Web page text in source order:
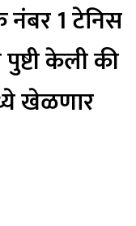
नंबर 1 टेनिस
केली की
खेळणार